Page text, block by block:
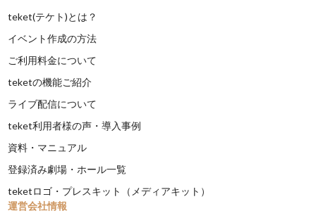
teket(テケト)とは？
イベント作成の方法
ご利用料金について
teketの機能ご紹介
ライブ配信について
teket利用者様の声・導入事例
資料・マニュアル
登録済み劇場・ホール一覧
teketロゴ・プレスキット（メディアキット）
運営会社情報